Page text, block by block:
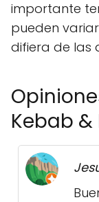
importante
pueden
difiera de las
Kebab &